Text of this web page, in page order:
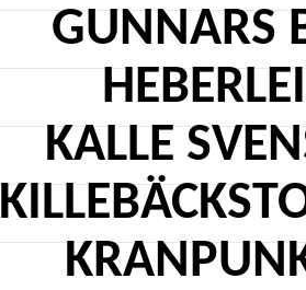
GUNNARS
KALLE